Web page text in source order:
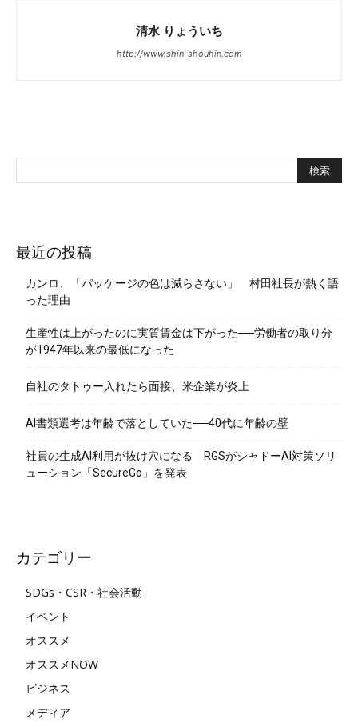
清水 りょういち
http://www.shin-shouhin.com
最近の投稿
カンロ、「パッケージの色は減らさない」 村田社長が熱く語
った理由
生産性は上がったのに実質賃金は下がった──労働者の取り分
が1947年以来の最低になった
自社のタトゥー入れたら面接、米企業が炎上
AI書類選考は年齢で落としていた──40代に年齢の壁
社員の生成AI利用が抜け穴になる RGSがシャドーAI対策ソリ
ューション「SecureGo」を発表
カテゴリー
SDGs・CSR・社会活動
イベント
オススメ
オススメNOW
ビジネス
メディア